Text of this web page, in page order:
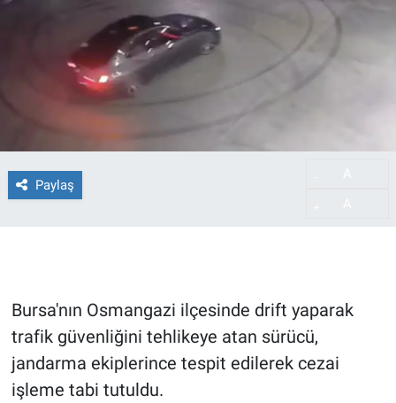
Paylaş
Bursa'nın Osmangazi ilçesinde drift yaparak
trafik güvenliğini tehlikeye atan sürücü,
jandarma ekiplerince tespit edilerek cezai
işleme tabi tutuldu.
Son Dakika Haberleri
Haber Arşivi